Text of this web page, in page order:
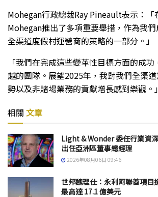
Mohegan行政總裁Ray Pineault表示：「
Mohegan推出了多項重要舉措，作為我
全渠道度假村運營商的策略的一部分。」
「我們在完成這些變革性目標方面的成
越的團隊。展望2025年，我對我們全渠
勢以及非賭場業務的貢獻增長感到樂觀。」
相關 文章
Light & Wonder 委任行業資
出任亞洲區董事總經理
2026年08月06日 09:46
世邦魏理仕：永利阿聯酋項目
最高達 17.1 億美元